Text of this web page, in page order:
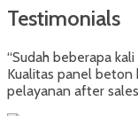
Testimonials
“Sudah beberapa
Kualitas panel beton
pelayanan after